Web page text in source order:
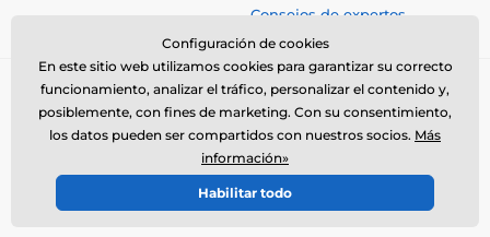
Consejos de expertos
© 2026 www.electro-collares.es ⦁ Tienda electrónica creada por
SIMPLIA.cz
Configuración de cookies
En este sitio web utilizamos cookies para garantizar su correcto
funcionamiento, analizar el tráfico, personalizar el contenido y,
posiblemente, con fines de marketing. Con su consentimiento,
los datos pueden ser compartidos con nuestros socios. Más
información»
Habilitar todo